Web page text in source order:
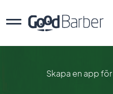
Skapa en app för